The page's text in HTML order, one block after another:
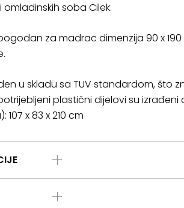
soba Cilek.
za madrac dimenzija 90 x 190
u skladu sa TUV standardom, što
plastični dijelovi su izrađeni
107 x 83 x 210 cm